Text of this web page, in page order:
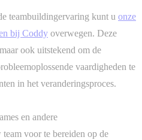
teambuildingervaring kunt u onze
bij Coddy overwegen. Deze
ook uitstekend om de
vaardigheden te
in het veranderingsproces.
en andere
voor te bereiden op de